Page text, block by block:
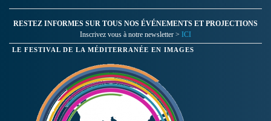
RESTEZ INFORMES SUR TOUS NOS ÉVÉNEMENTS ET PROJECTIONS
Inscrivez vous à notre newsletter > ICI
LE FESTIVAL DE LA MÉDITERRANÉE EN IMAGES